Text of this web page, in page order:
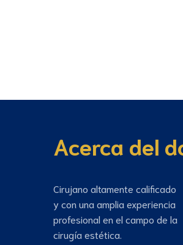
Acerca del
Cirujano altamente calificado
y con una amplia experiencia
profesional en el campo de la
cirugía estética.